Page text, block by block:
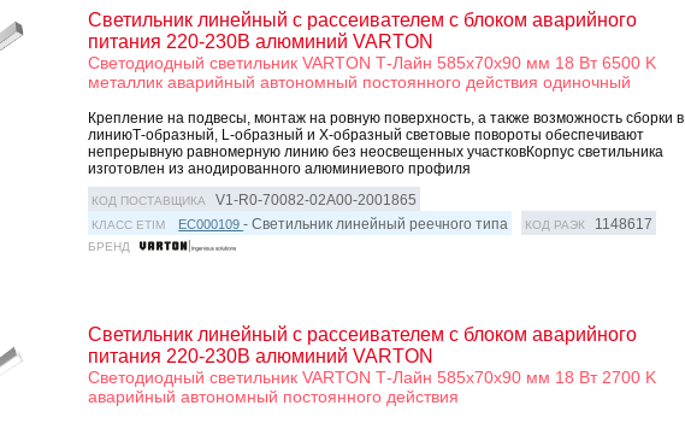
Светильник линейный с рассеивателем с блоком аварийного
питания 220-230В алюминий VARTON
Светодиодный светильник VARTON Т-Лайн 585х70х90 мм 18 Вт 6500 K
металлик аварийный автономный постоянного действия одиночный
Крепление на подвесы, монтаж на ровную поверхность, а также возможность сборки в
линиюТ-образный, L-образный и Х-образный световые повороты обеспечивают
непрерывную равномерную линию без неосвещенных участковКорпус светильника
изготовлен из анодированного алюминиевого профиля
КОД ПОСТАВЩИКА V1-R0-70082-02A00-2001865
КЛАСС ETIM EC000109- Светильник линейный реечного типа КОД РАЭК 1148617
БРЕНД
Светильник линейный с рассеивателем с блоком аварийного
питания 220-230В алюминий VARTON
Светодиодный светильник VARTON Т-Лайн 585х70х90 мм 18 Вт 2700 K
аварийный автономный постоянного действия